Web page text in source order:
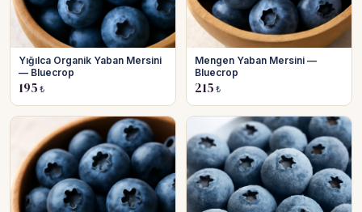
Yığılca Organik Yaban Mersini
— Bluecrop
195 ₺
Mengen Yaban Mersini —
Bluecrop
215 ₺